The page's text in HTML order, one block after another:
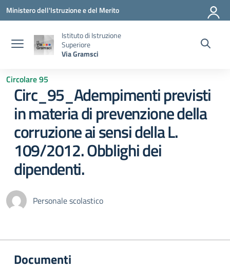
Vai ai contenuti
Vai al menu di navigazione
Vai al footer
Ministero dell'Istruzione e del Merito
Istituto di Istruzione
Superiore
Via Gramsci
Circolare 95
Circ_95_Adempimenti previsti
in materia di prevenzione della
corruzione ai sensi della L.
109/2012. Obblighi dei
dipendenti.
Personale scolastico
Documenti